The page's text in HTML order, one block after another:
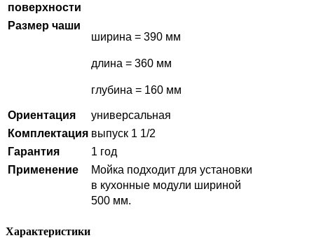
поверхности
Размер чаши
ширина = 390 мм
длина = 360 мм
глубина = 160 мм
Ориентация
универсальная
Комплектация выпуск 1 1/2
Гарантия
1 год
Применение
Мойка подходит для установки
в кухонные модули шириной
500 мм.
Характеристики